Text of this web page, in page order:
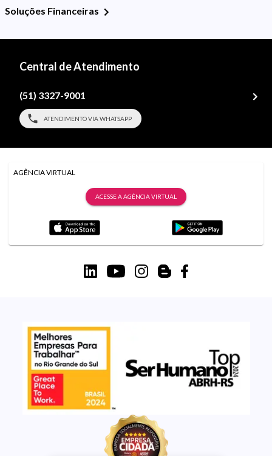
Soluções Financeiras
Central de Atendimento
(51) 3327-9001
ATENDIMENTO VIA WHATSAPP
AGÊNCIA VIRTUAL
ACESSE A AGÊNCIA VIRTUAL